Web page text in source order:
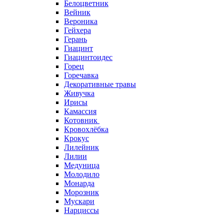
Белоцветник
Вейник
Вероника
Гейхера
Герань
Гиацинт
Гиацинтоидес
Горец
Горечавка
Декоративные травы
Живучка
Ирисы
Камассия
Котовник
Кровохлёбка
Крокус
Лилейник
Лилии
Медуница
Молодило
Монарда
Морозник
Мускари
Нарциссы